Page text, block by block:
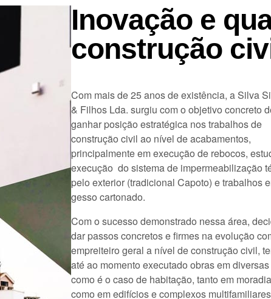
Inovação e
construção
Com mais de 25 anos de existência, a Silva
& Filhos Lda. surgiu com o objetivo concreto
ganhar posição estratégica nos trabalhos de
construção civil ao nível de acabamentos,
principalmente em execução de rebocos,
execução do sistema de impermeabilização
pelo exterior (tradicional Capoto) e trabalhos
gesso cartonado.
Com o sucesso demonstrado nessa área,
dar passos concretos e firmes na evolução
empreiteiro geral a nível de construção civil,
até ao momento executado obras em
como é o caso de habitação, tanto em
como em edifícios e complexos